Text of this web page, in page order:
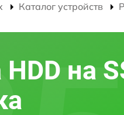
Каталог устройств
на